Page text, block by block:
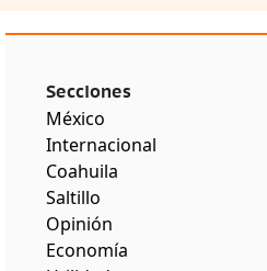
Secciones
México
Internacional
Coahuila
Saltillo
Opinión
Economía